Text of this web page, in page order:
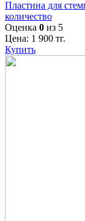
Пластина для
количество
Оценка 0 из 5
Цена: 1 900 тг.
Купить